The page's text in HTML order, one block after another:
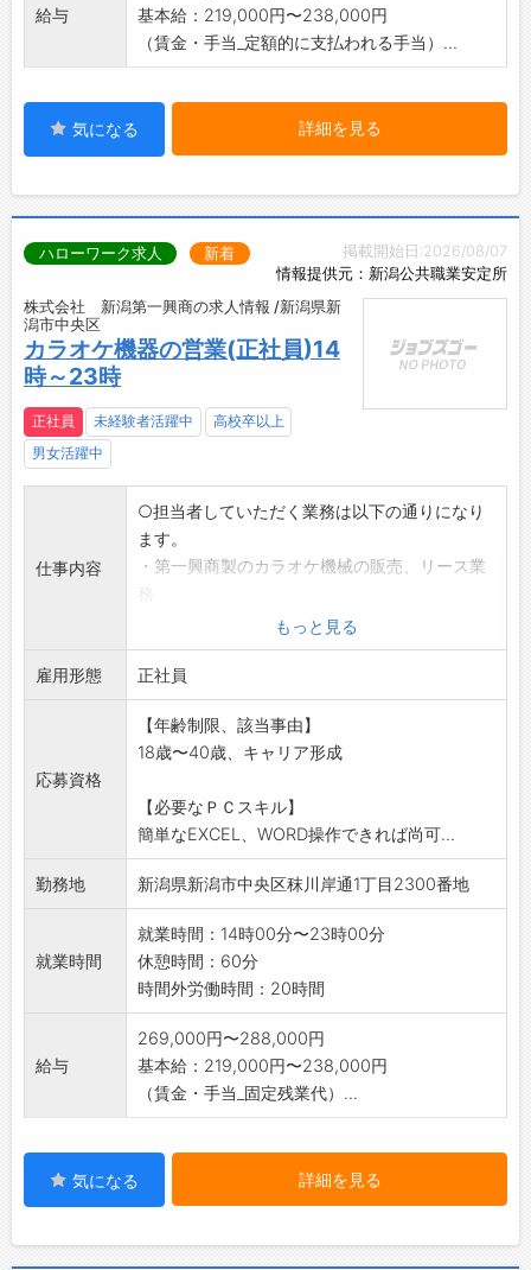
給与
基本給：219,000円〜238,000円
（賃金・手当_定額的に支払われる手当）...
気になる 詳細を見る
掲載開始日:2026/08/07
情報提供元：新潟公共職業安定所
ハローワーク求人 新着
株式会社 新潟第一興商の求人情報 /新潟県新
潟市中央区
カラオケ機器の営業(正社員)14
時～23時
正社員 未経験者活躍中
高校卒以上
男女活躍中
仕事内容
○担当者していただく業務は以下の通りになり
ます。
・第一興商製のカラオケ機械の販売、リース業
・福祉介護施設等へのルート営業及び開拓
・宿泊施設へのルート営業及び開拓
・カラオケ機械のメンテナンス業務
・集金業務
*業務上車を使用する機会:有(社有車使用)
「変更範囲:会社の定める業務」
もっと見る
雇用形態 正社員
応募資格
【年齢制限、該当事由】
18歳〜40歳、キャリア形成
【必要なＰＣスキル】
簡単なEXCEL、WORD操作できれば尚可...
勤務地 新潟県新潟市中央区秣川岸通1丁目2300番地
就業時間
就業時間：14時00分〜23時00分
休憩時間：60分
時間外労働時間：20時間
給与
269,000円〜288,000円
基本給：219,000円〜238,000円
（賃金・手当_固定残業代）...
気になる 詳細を見る